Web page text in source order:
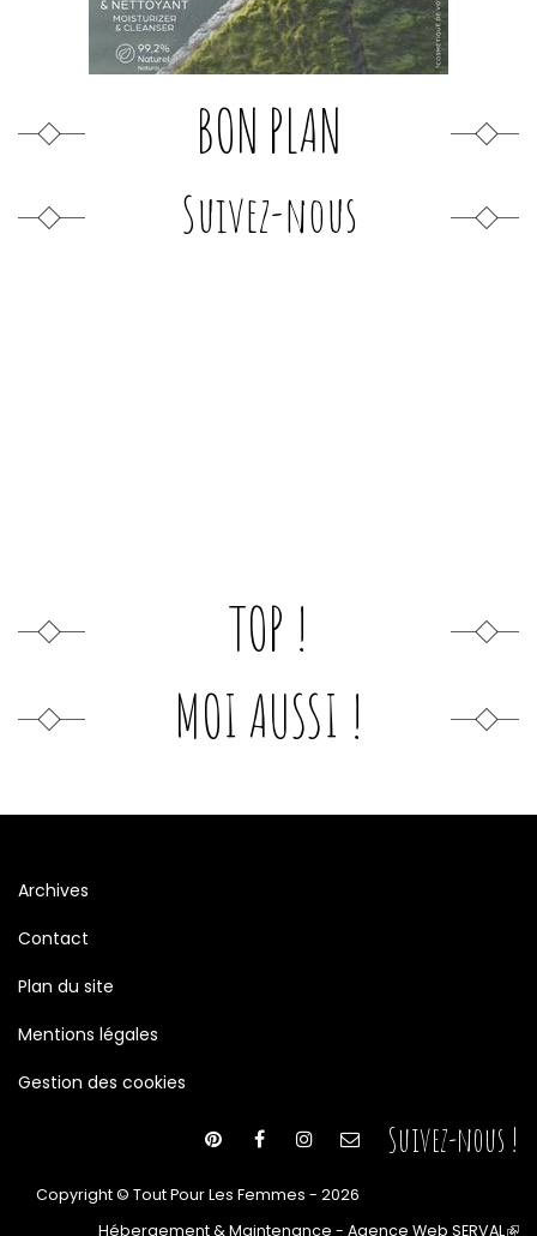
BON PLAN
Suivez-nous
TOP !
MOI AUSSI !
Archives
Contact
Plan du site
Mentions légales
Gestion des cookies
Suivez-nous !
Copyright © Tout Pour Les Femmes - 2026
Hébergement & Maintenance - Agence Web SERVAL(le